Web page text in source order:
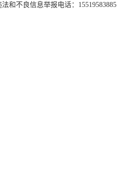
法和不良信息举报电话：15519583885